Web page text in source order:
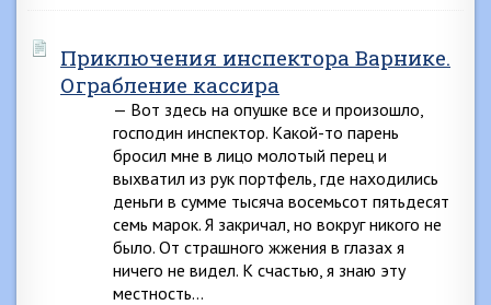
Приключения инспектора Варнике.
Ограбление кассира
— Вот здесь на опушке все и произошло,
господин инспектор. Какой-то парень
бросил мне в лицо молотый перец и
выхватил из рук портфель, где находились
деньги в сумме тысяча восемьсот пятьдесят
семь марок. Я закричал, но вокруг никого не
было. От страшного жжения в глазах я
ничего не видел. К счастью, я знаю эту
местность…